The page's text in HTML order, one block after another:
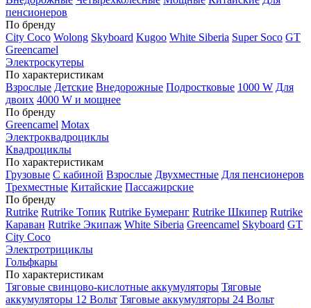
пенсионеров
По бренду
City Coco Wolong Skyboard Kugoo White Siberia Super Soco GT
Greencamel
Электроскутеры
По характеристикам
Взрослые Детские Внедорожные Подростковые 1000 W Для
двоих 4000 W и мощнее
По бренду
Greencamel Motax
Электроквадроциклы
Квадроциклы
По характеристикам
Грузовые С кабиной Взрослые Двухместные Для пенсионеров
Трехместные Китайские Пассажирские
По бренду
Rutrike Rutrike Топик Rutrike Бумеранг Rutrike Шкипер Rutrike
Караван Rutrike Экипаж White Siberia Greencamel Skyboard GT
City Coco
Электротрициклы
Гольфкары
По характеристикам
Тяговые свинцово-кислотные аккумуляторы Тяговые
аккумуляторы 12 Вольт Тяговые аккумуляторы 24 Вольт